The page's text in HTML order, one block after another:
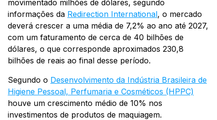
movimentado milhões de dólares, segundo
informações da Redirection International, o mercado
deverá crescer a uma média de 7,2% ao ano até 2027,
com um faturamento de cerca de 40 bilhões de
dólares, o que corresponde aproximados 230,8
bilhões de reais ao final desse período.
Segundo o Desenvolvimento da Indústria Brasileira de
Higiene Pessoal, Perfumaria e Cosméticos (HPPC)
houve um crescimento médio de 10% nos
investimentos de produtos de maquiagem.